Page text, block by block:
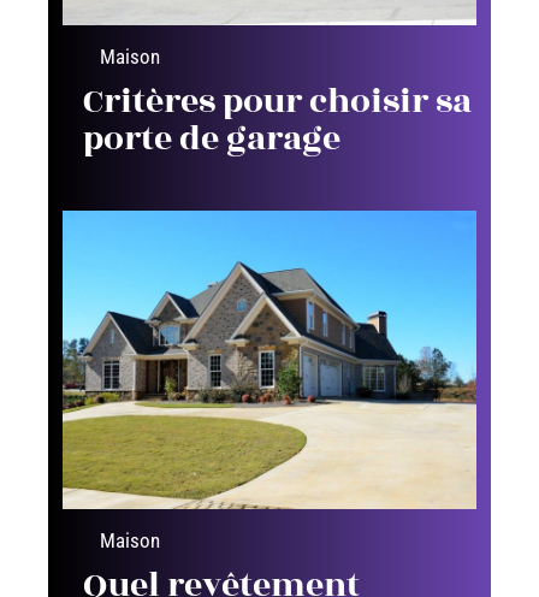
Maison
Critères pour choisir sa
porte de garage
Maison
Quel revêtement